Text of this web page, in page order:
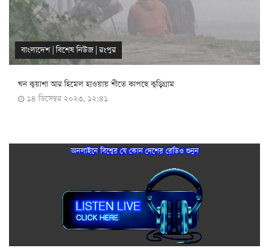
বাংলাদেশ|বিশেষ নিউজ|রংপুর
ঘন কুয়াশা আর হিমেল হাওয়ায় শীতে কাপছে কুড়িগ্রাম
১৪ ডিসেম্বর ২০২৩, ১২:৪১
অনলাইনে বিশ্বের যে কোন দেশের রেডিও শুনুন